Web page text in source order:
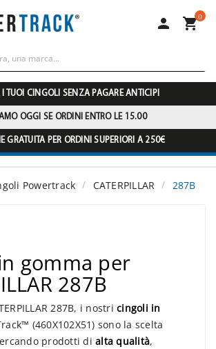
 0
I TUOI CINGOLI SENZA PAGARE ANTICIPI
OGGI SE ORDINI ENTRO LE 15.00
GRATUITA PER ORDINI SUPERIORI A 250€
Powertrack CATERPILLAR 287B
gomma per
287B
287B, i nostri cingoli in
(460X102X51) sono la scelta
prodotti di alta qualità,